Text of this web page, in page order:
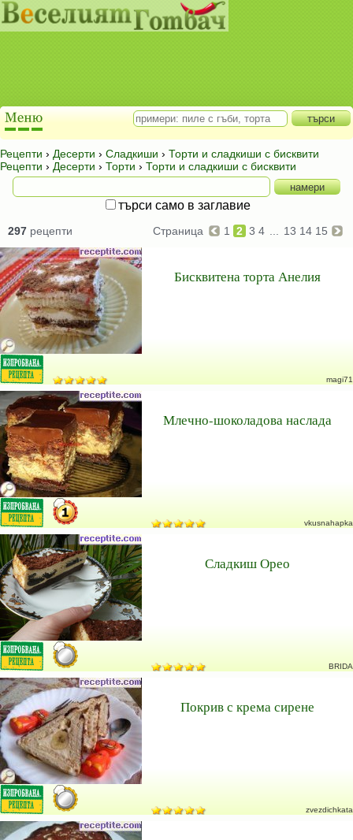
Рецепти › Десерти › Сладкиши › Торти и сладкиши с бисквити
Рецепти › Десерти › Торти › Торти и сладкиши с бисквити
търси само в заглавие
297 рецепти Страница 1 2 3 4 13 14 15
Бисквитена торта Анелия
magi71
Млечно-шоколадова наслада
vkusnahapka
Сладкиш Орео
BRIDA
Покрив с крема сирене
zvezdichkata